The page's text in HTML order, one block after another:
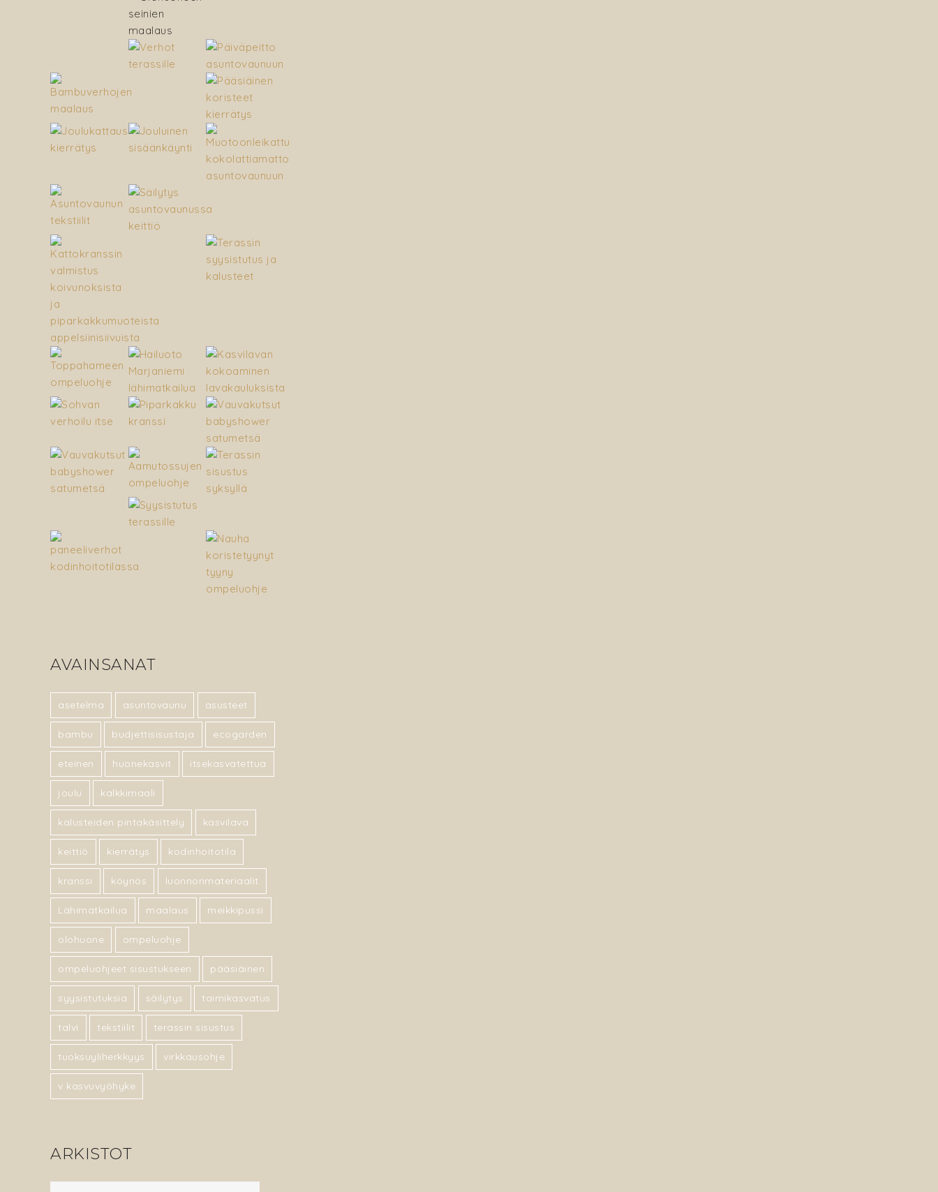
AVAINSANAT
asetelma asuntovaunu asusteet
bambu budjettisisustaja ecogarden
eteinen huonekasvit itsekasvatettua
joulu kalkkimaali
kalusteiden pintakäsittely kasvilava
keittiö kierrätys kodinhoitotila
kranssi köynös luonnonmateriaalit
Lähimatkailua maalaus meikkipussi
olohuone ompeluohje
ompeluohjeet sisustukseen pääsiäinen
syysistutuksia säilytys taimikasvatus
talvi tekstiilit terassin sisustus
tuoksuyliherkkyys virkkausohje
v kasvuvyöhyke
ARKISTOTArkistot